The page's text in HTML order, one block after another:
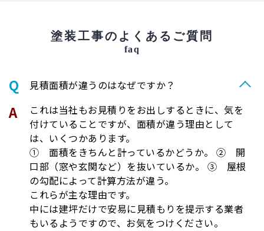
塗装工事のよくあるご質問
faq
⾒積⾯積が違うのはなぜですか？
これは当社もお見積りをお出しするときに、気を
付けていることですが、面積が違う理由として
は、いくつかあります。
① 面積をきちんと計っているかどうか。 ② 開
口部（窓や玄関など）を抜いているか。 ③ 屋根
の勾配によって計算方法が違う。
これらが主な理由です。
中には建坪だけで安易に見積もりを提示する業者
もいるようですので、お気をつけください。